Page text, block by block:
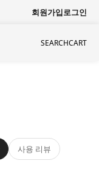
회원가입로그인
SEARCHCART
사용 리뷰